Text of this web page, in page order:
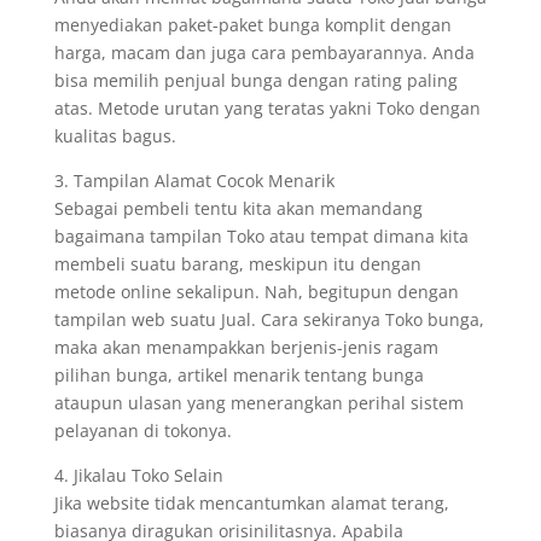
menyediakan paket-paket bunga komplit dengan
harga, macam dan juga cara pembayarannya. Anda
bisa memilih penjual bunga dengan rating paling
atas. Metode urutan yang teratas yakni Toko dengan
kualitas bagus.
3. Tampilan Alamat Cocok Menarik
Sebagai pembeli tentu kita akan memandang
bagaimana tampilan Toko atau tempat dimana kita
membeli suatu barang, meskipun itu dengan
metode online sekalipun. Nah, begitupun dengan
tampilan web suatu Jual. Cara sekiranya Toko bunga,
maka akan menampakkan berjenis-jenis ragam
pilihan bunga, artikel menarik tentang bunga
ataupun ulasan yang menerangkan perihal sistem
pelayanan di tokonya.
4. Jikalau Toko Selain
Jika website tidak mencantumkan alamat terang,
biasanya diragukan orisinilitasnya. Apabila